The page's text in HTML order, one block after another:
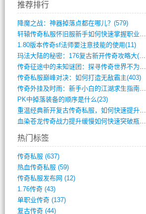
推荐排行
降魔之战：神器掉落点都在哪儿？(579)
轩辕传奇私服怀旧服新手如何快速掌握职业选(993)
1.80版本传奇sf法师要注意技能的使用(11)
玛法大陆的秘密：176复古新开传奇攻略大(486)
传奇征途中的未知谜团：探寻传奇世界不为人(595)
传奇私服巅峰对决：如何打造无敌霸主(403)
传奇外挂及时雨：新手小白的江湖求生指南(802)
PK中掉落装备的顺序是什么(23)
重温经典新开复古传奇私服，如何快速提升等(392)
血染苍龙传奇战力提升缓慢如何快速突破瓶颈(654)
热门标签
传奇私服 (637)
热血传奇私服 (59)
传奇私服发布网 (12)
1.76传奇(43)
单职业传奇(137)
复古传奇(44)